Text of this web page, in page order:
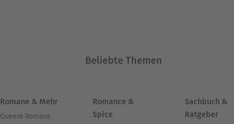
Beliebte Themen
Romane & Mehr
Queere Romane
Romance &
Spice
Sachbuch &
Ratgeber